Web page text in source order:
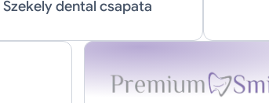
Szekely dental csapata